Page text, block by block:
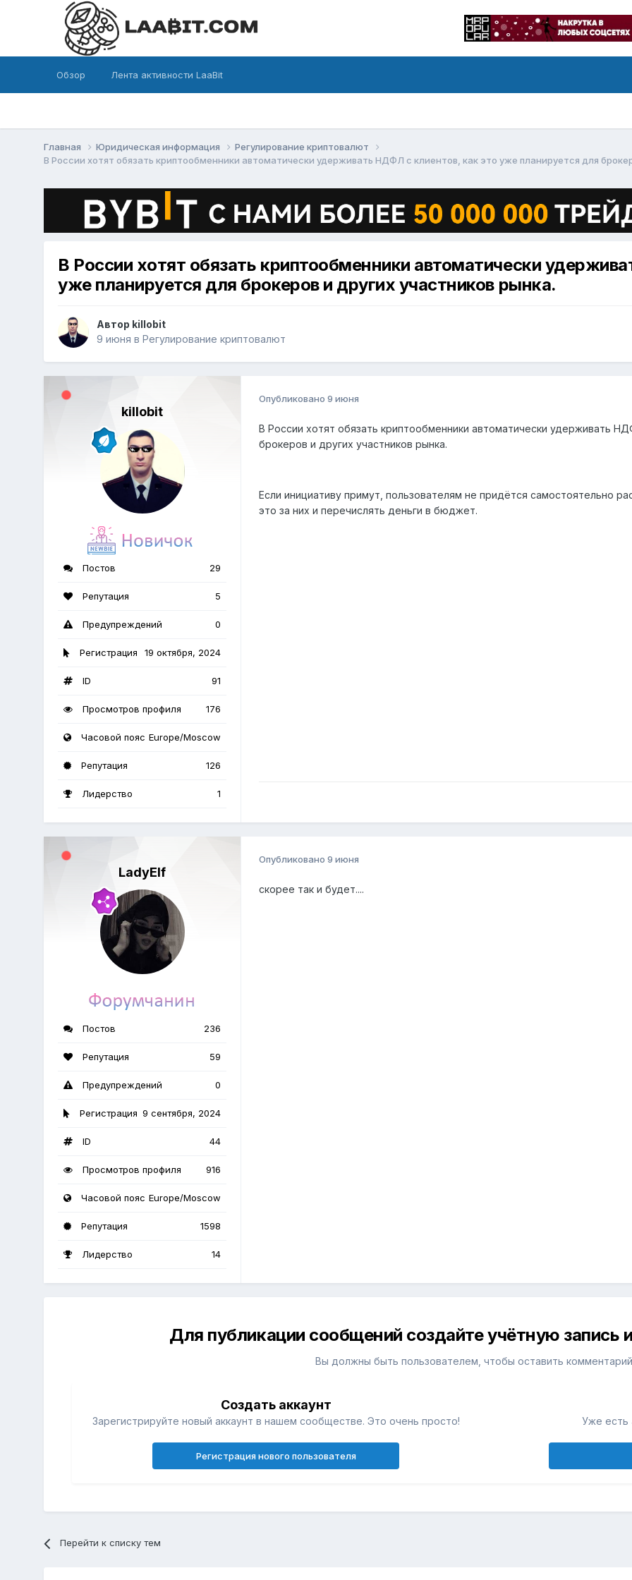
Обзор Лента активности LaaBit
Главная Юридическая информация
Регулирование криптовалют
В России хотят обязать криптообменники автоматически удерживать НДФЛ с клиентов, как это уже планируется для
В России хотят обязать криптообменники автоматически
уже планируется для брокеров и других участников рынка.
Автор killobit
9 июня вРегулирование криптовалют
killobit
Постов 29
Репутация 5
Предупреждений 0
Регистрация 19 октября, 2024
ID 91
Просмотров профиля 176
Часовой пояс Europe/Moscow
Репутация 126
Лидерство 1
Опубликовано9 июня
В России хотят обязать криптообменники автоматически удерживать
брокеров и других участников рынка.
Если инициативу примут, пользователям не придётся самостоятельно
это за них и перечислять деньги в бюджет.
LadyElf
Постов 236
Репутация 59
Предупреждений 0
Регистрация 9 сентября, 2024
ID 44
Просмотров профиля 916
Часовой пояс Europe/Moscow
Репутация 1598
Лидерство 14
Опубликовано9 июня
скорее так и будет....
Для публикации сообщений создайте учётную запись
Вы должны быть пользователем, чтобы оставить комментарий
Создать аккаунт
Зарегистрируйте новый аккаунт в нашем сообществе. Это очень просто!
Регистрация нового пользователя
Уже есть
Перейти к списку тем